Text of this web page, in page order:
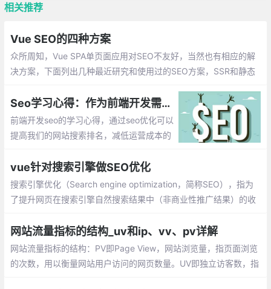
相关推荐
Vue SEO的四种方案
众所周知，Vue SPA单页面应用对SEO不友好，当然也有相应的解
决方案，下面列出几种最近研究和使用过的SEO方案，SSR和静态
nder-spa-plugin；
Seo学习心得：作为前端开发需要了解的Seo优化技能
前端开发seo的学习心得，通过seo优化可以
提高我们的网站搜索排名，减低运营成本的
度，作为前端开发需要掌握哪些seo优化技
能呢？
vue针对搜索引擎做SEO优化
搜索引擎优化（Search engine optimization，简称SEO），指为
了提升网页在搜索引擎自然搜索结果中（非商业性推广结果）的收
网站流量指标的结构_uv和ip、vv、pv详解
网站流量指标的结构：PV即Page View，网站浏览量，指页面浏览
的次数，用以衡量网站用户访问的网页数量。UV即独立访客数，指